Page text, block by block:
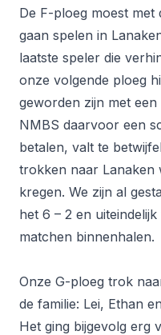
De F-ploeg moest met
gaan spelen in
laatste speler die
onze volgende ploeg
geworden zijn met
NMBS daarvoor een
betalen, valt te
trokken naar Lanaken
kregen. We zijn al
het 6 – 2 en
matchen binnenhalen.
Onze G-ploeg trok
de familie: Lei, Ethan
Het ging bijgevolg erg